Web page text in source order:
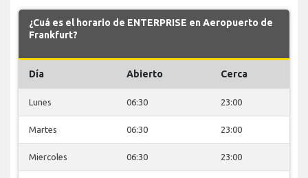
¿Cuá es el horario de ENTERPRISE en Aeropuerto de
Frankfurt?
Día Abierto Cerca
Lunes 06:30 23:00
Martes 06:30 23:00
Miercoles 06:30 23:00